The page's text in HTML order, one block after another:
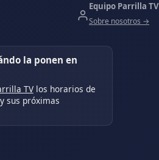
Equipo Parrilla TV
Sobre nosotros →
la ponen en
TVlos horarios de
sus próximas